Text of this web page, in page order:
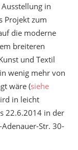
in
Projekt zum
die moderne
breiteren
und Textil
wenig mehr von
wäre (siehe
in leicht
22.6.2014 in der
Str. 30-